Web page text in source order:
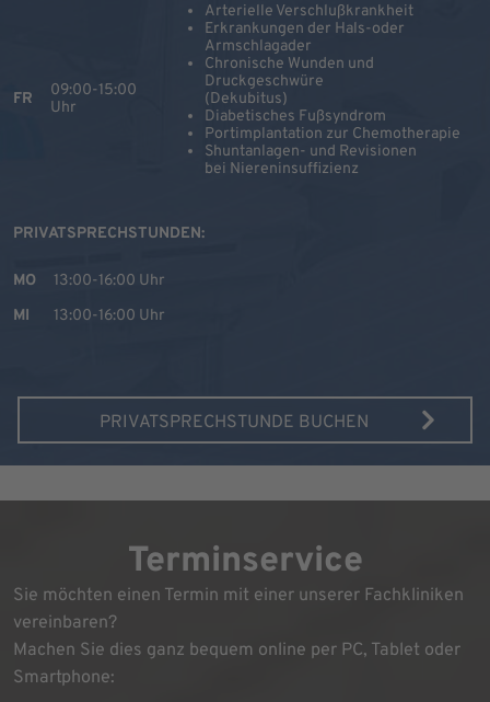
FR
09:00-15:00
Uhr
Arterielle Verschlußkrankheit
Erkrankungen der Hals-oder
Armschlagader
Chronische Wunden und
Druckgeschwüre
(Dekubitus)
Diabetisches Fußsyndrom
Portimplantation zur Chemotherapie
Shuntanlagen- und Revisionen
bei Niereninsuffizienz
PRIVATSPRECHSTUNDEN:
MO
13:00-16:00 Uhr
MI
13:00-16:00 Uhr
PRIVATSPRECHSTUNDE BUCHEN
Terminservice
Sie möchten einen Termin mit einer unserer Fachkliniken
vereinbaren?
Machen Sie dies ganz bequem online per PC, Tablet oder
Smartphone: